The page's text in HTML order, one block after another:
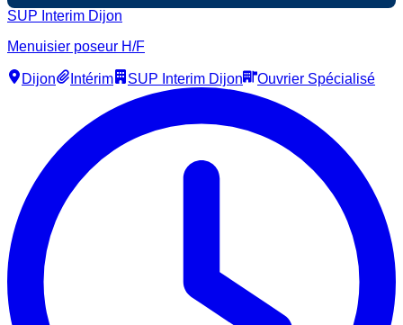
SUP Interim Dijon
Menuisier poseur H/F
Dijon Intérim SUP Interim Dijon Ouvrier Spécialisé